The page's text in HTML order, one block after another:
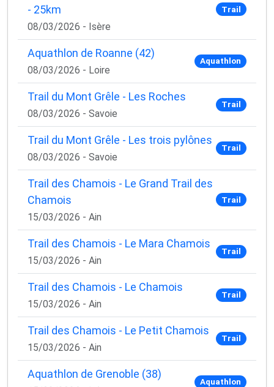
- 25km
08/03/2026 - Isère
Trail
Aquathlon de Roanne (42)
08/03/2026 - Loire
Aquathlon
Trail du Mont Grêle - Les Roches
08/03/2026 - Savoie
Trail
Trail du Mont Grêle - Les trois pylônes
08/03/2026 - Savoie
Trail
Trail des Chamois - Le Grand Trail des
Chamois
15/03/2026 - Ain
Trail
Trail des Chamois - Le Mara Chamois
15/03/2026 - Ain
Trail
Trail des Chamois - Le Chamois
15/03/2026 - Ain
Trail
Trail des Chamois - Le Petit Chamois
15/03/2026 - Ain
Trail
Aquathlon de Grenoble (38)
Aquathlon